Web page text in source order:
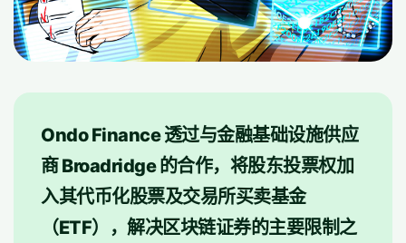
Ondo Finance 透过与金融基础设施供应
商 Broadridge 的合作，将股东投票权加
入其代币化股票及交易所买卖基金
（ETF），解决区块链证券的主要限制之